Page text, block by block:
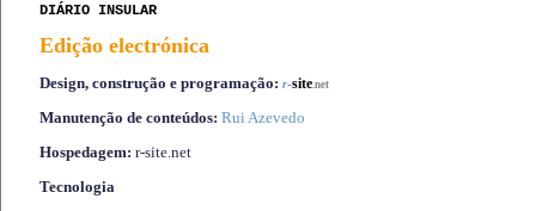
DIÁRIO INSULAR
Edição electrónica
Design, construção e programação: r-site.net
Manutenção de conteúdos: Rui Azevedo
Hospedagem: r-site.net
Tecnologia